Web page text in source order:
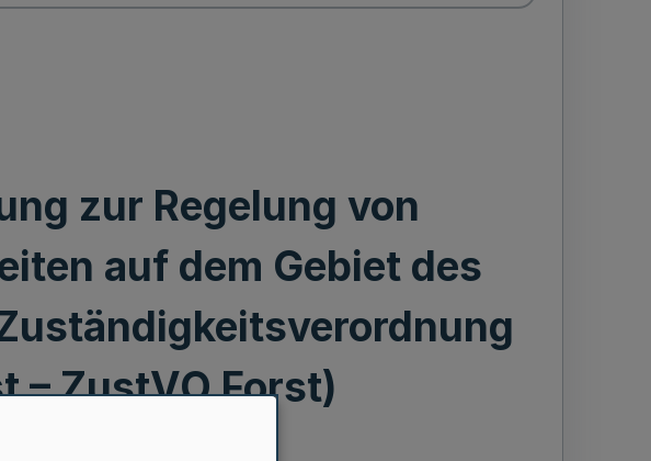
zur Regelung von
auf dem Gebiet des
– ZustVO Forst)